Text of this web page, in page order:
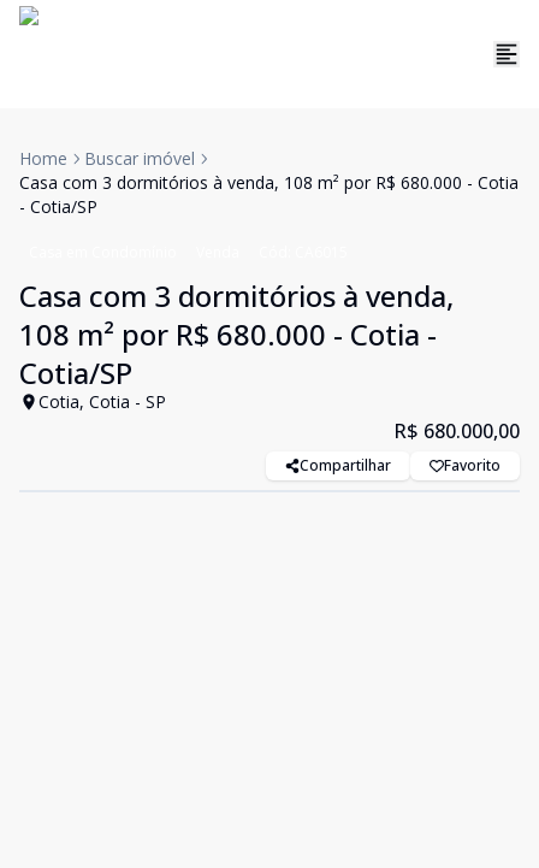
Home
Buscar imóvel
Casa com 3 dormitórios à venda, 108 m² por R$ 680.000 - Cotia
- Cotia/SP
Casa com 3 dormitórios à venda,
108 m² por R$ 680.000 - Cotia -
Cotia/SP
Cotia, Cotia - SP
R$ 680.000,00
Compartilhar Favorito